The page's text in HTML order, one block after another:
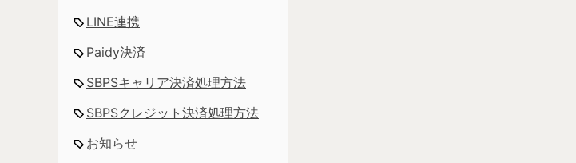
LINE連携
Paidy決済
SBPSキャリア決済処理方法
SBPSクレジット決済処理方法
お知らせ